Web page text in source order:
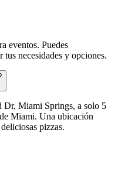
eventos. Puedes
tus necesidades y opciones.
Dr, Miami Springs, a solo 5
Miami. Una ubicación
pizzas.